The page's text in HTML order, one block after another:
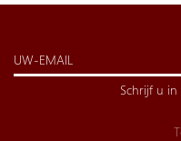
Schrijf u